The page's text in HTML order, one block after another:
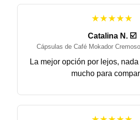
★★★★★
Catalina N. ☑️
Cápsulas de Café Mokador
La mejor opción por lejos,
mucho para